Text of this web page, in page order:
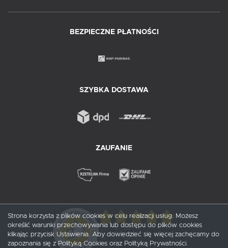
BEZPIECZNE PŁATNOŚCI
SZYBKA DOSTAWA
ZAUFANIE
5/ 5
Strona korzysta z plików cookies w celu realizacji usług. Możesz
określić warunki przechowywania lub dostępu do plików cookies
klikając przycisk Ustawienia. Aby dowiedzieć się więcej zachęcamy do
zapoznania się z Polityką Cookies oraz Polityką Prywatności.